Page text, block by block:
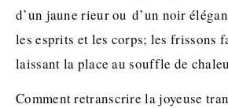
d’un jaune rieur ou d’un noir
les esprits et les corps; les frissons
laissant la place au souffle de
Comment retranscrire la joyeuse